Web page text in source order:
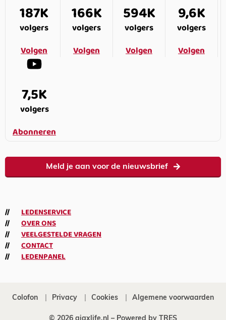
187K
volgers
Volgen
166K
volgers
Volgen
594K
volgers
Volgen
9,6K
volgers
Volgen
7,5K
volgers
Abonneren
Meld je aan voor de nieuwsbrief
LEDENSERVICE
OVER ONS
VEELGESTELDE VRAGEN
CONTACT
LEDENPANEL
Colofon Privacy Cookies Algemene voorwaarden